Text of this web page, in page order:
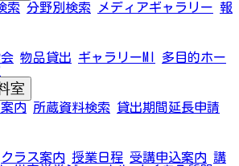
索 分野別検索 メディアギャラリー 報
物品貸出 ギャラリーMI
多目的ホー
室
内 所蔵資料検索
貸出期間延長申請
クラス案内 授業日程 受講申込案内 講